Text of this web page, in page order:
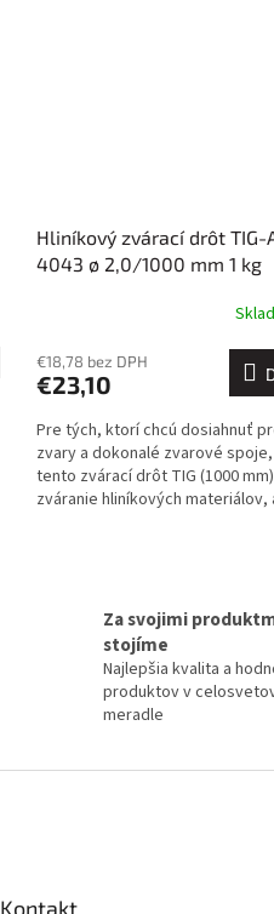
Hliníkový zvárací drôt TIG-
4043 ø 2,0/1000 mm 1 kg
€18,78 bez DPH
€23,10
Pre tých, ktorí chcú dosiahnuť
zvary a dokonalé zvarové
tento zvárací drôt TIG (1000
zváranie hliníkových materiálov,
Za svojimi
stojíme
Najlepšia kvalita a
produktov v
meradle
Kontakt